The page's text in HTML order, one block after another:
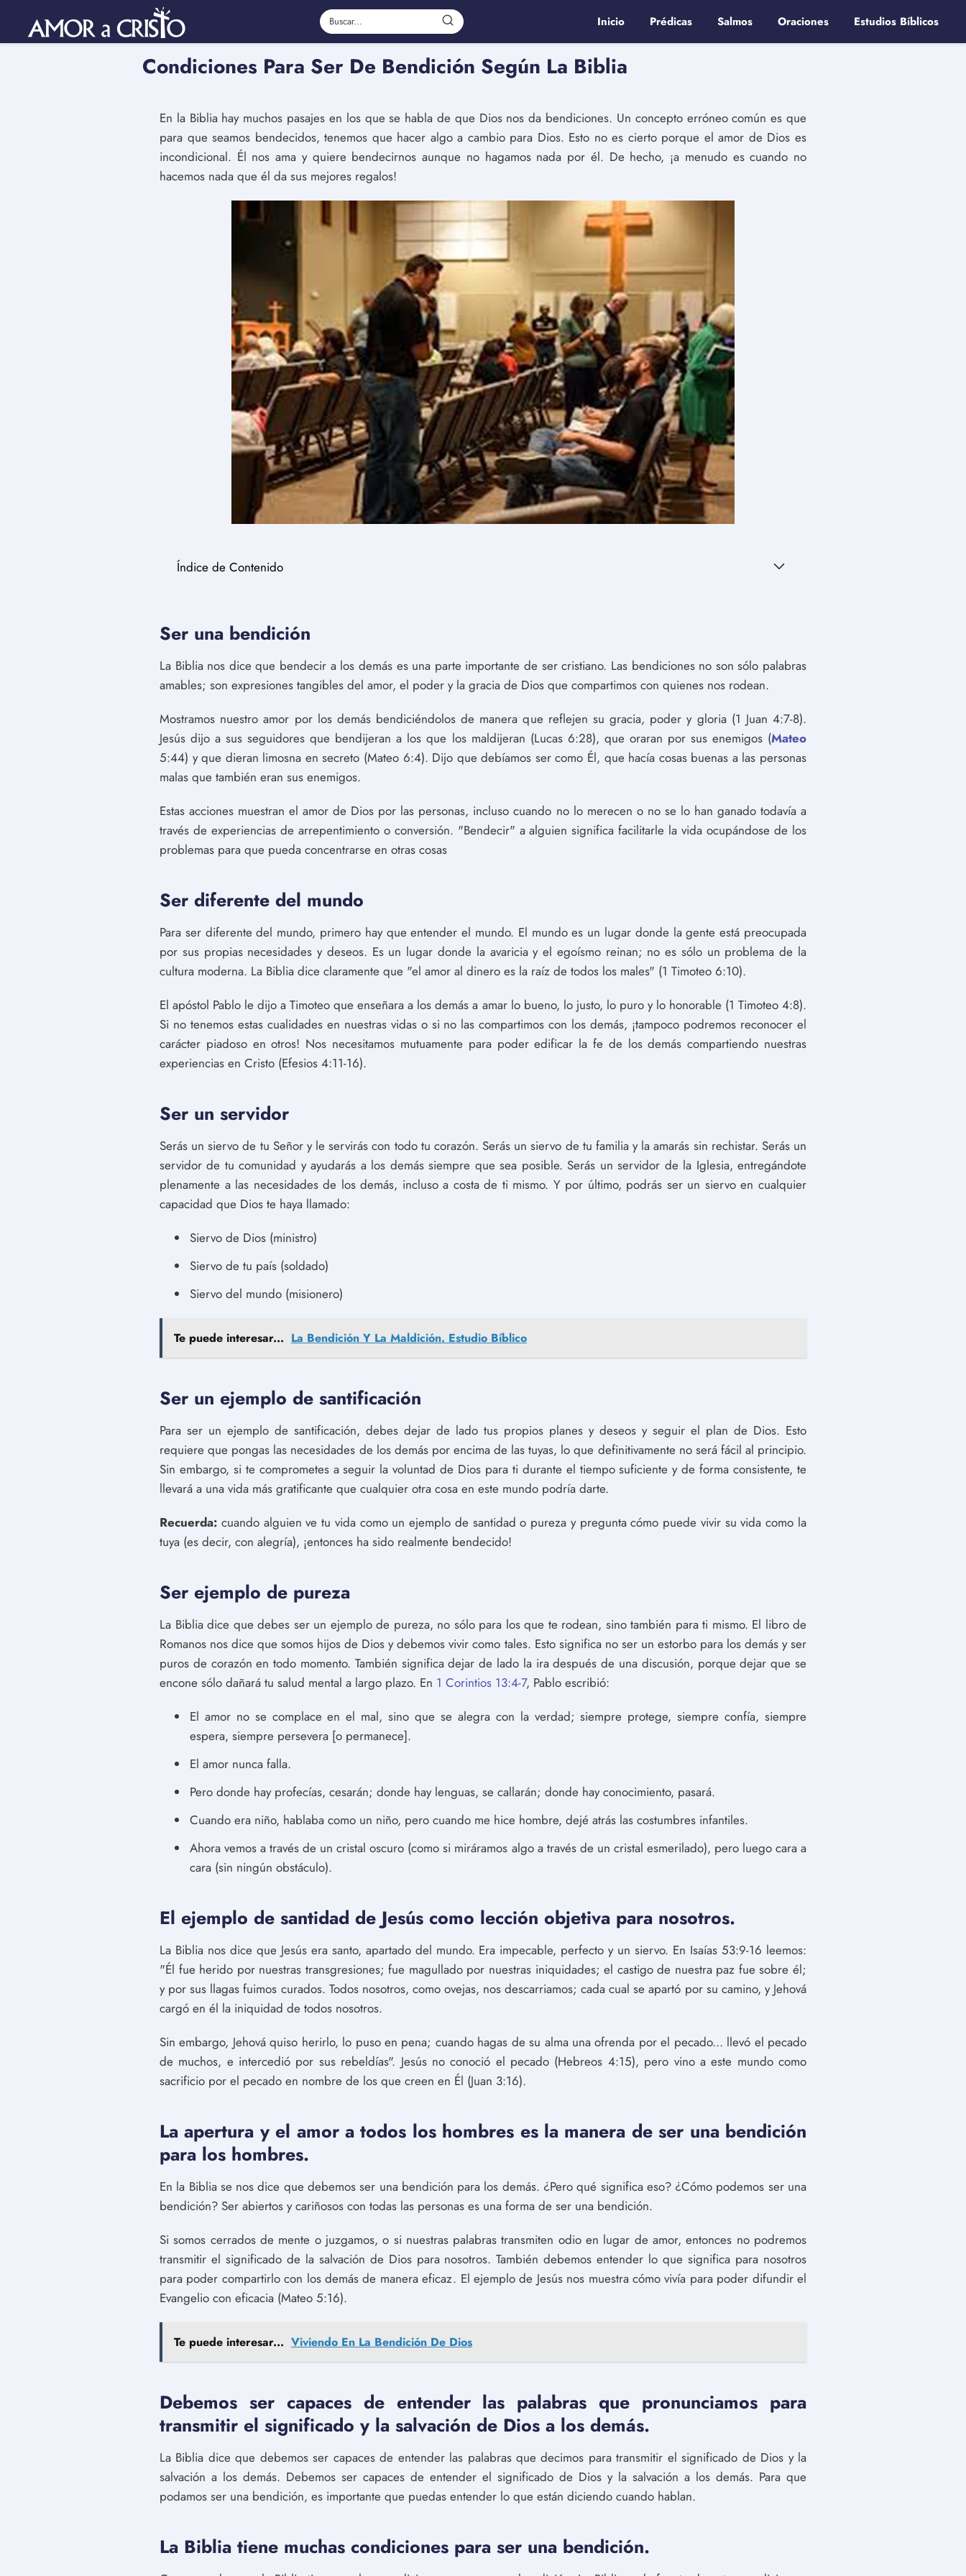
Inicio Prédicas Salmos Oraciones Estudios Bíblicos
Condiciones Para Ser De Bendición Según La Biblia
En la Biblia hay muchos pasajes en los que se habla de que Dios nos da bendiciones. Un concepto erróneo común es que
para que seamos bendecidos, tenemos que hacer algo a cambio para Dios. Esto no es cierto porque el amor de Dios es
incondicional. Él nos ama y quiere bendecirnos aunque no hagamos nada por él. De hecho, ¡a menudo es cuando no
hacemos nada que él da sus mejores regalos!
Índice de Contenido
Ser una bendición
La Biblia nos dice que bendecir a los demás es una parte importante de ser cristiano. Las bendiciones no son sólo palabras
amables; son expresiones tangibles del amor, el poder y la gracia de Dios que compartimos con quienes nos rodean.
Mostramos nuestro amor por los demás bendiciéndolos de manera que reflejen su gracia, poder y gloria (1 Juan 4:7-8).
Jesús dijo a sus seguidores que bendijeran a los que los maldijeran (Lucas 6:28), que oraran por sus enemigos (Mateo
5:44) y que dieran limosna en secreto (Mateo 6:4). Dijo que debíamos ser como Él, que hacía cosas buenas a las personas
malas que también eran sus enemigos.
Estas acciones muestran el amor de Dios por las personas, incluso cuando no lo merecen o no se lo han ganado todavía a
través de experiencias de arrepentimiento o conversión. "Bendecir" a alguien significa facilitarle la vida ocupándose de los
problemas para que pueda concentrarse en otras cosas
Ser diferente del mundo
Para ser diferente del mundo, primero hay que entender el mundo. El mundo es un lugar donde la gente está preocupada
por sus propias necesidades y deseos. Es un lugar donde la avaricia y el egoísmo reinan; no es sólo un problema de la
cultura moderna. La Biblia dice claramente que "el amor al dinero es la raíz de todos los males" (1 Timoteo 6:10).
El apóstol Pablo le dijo a Timoteo que enseñara a los demás a amar lo bueno, lo justo, lo puro y lo honorable (1 Timoteo 4:8).
Si no tenemos estas cualidades en nuestras vidas o si no las compartimos con los demás, ¡tampoco podremos reconocer el
carácter piadoso en otros! Nos necesitamos mutuamente para poder edificar la fe de los demás compartiendo nuestras
experiencias en Cristo (Efesios 4:11-16).
Ser un servidor
Serás un siervo de tu Señor y le servirás con todo tu corazón. Serás un siervo de tu familia y la amarás sin rechistar. Serás un
servidor de tu comunidad y ayudarás a los demás siempre que sea posible. Serás un servidor de la Iglesia, entregándote
plenamente a las necesidades de los demás, incluso a costa de ti mismo. Y por último, podrás ser un siervo en cualquier
capacidad que Dios te haya llamado:
Siervo de Dios (ministro)
Siervo de tu país (soldado)
Siervo del mundo (misionero)
Te puede interesar... La Bendición Y La Maldición. Estudio Bíblico
Ser un ejemplo de santificación
Para ser un ejemplo de santificación, debes dejar de lado tus propios planes y deseos y seguir el plan de Dios. Esto
requiere que pongas las necesidades de los demás por encima de las tuyas, lo que definitivamente no será fácil al principio.
Sin embargo, si te comprometes a seguir la voluntad de Dios para ti durante el tiempo suficiente y de forma consistente, te
llevará a una vida más gratificante que cualquier otra cosa en este mundo podría darte.
Recuerda: cuando alguien ve tu vida como un ejemplo de santidad o pureza y pregunta cómo puede vivir su vida como la
tuya (es decir, con alegría), ¡entonces ha sido realmente bendecido!
Ser ejemplo de pureza
La Biblia dice que debes ser un ejemplo de pureza, no sólo para los que te rodean, sino también para ti mismo. El libro de
Romanos nos dice que somos hijos de Dios y debemos vivir como tales. Esto significa no ser un estorbo para los demás y ser
puros de corazón en todo momento. También significa dejar de lado la ira después de una discusión, porque dejar que se
encone sólo dañará tu salud mental a largo plazo. En 1 Corintios 13:4-7, Pablo escribió:
El amor no se complace en el mal, sino que se alegra con la verdad; siempre protege, siempre confía, siempre
espera, siempre persevera [o permanece].
El amor nunca falla.
Pero donde hay profecías, cesarán; donde hay lenguas, se callarán; donde hay conocimiento, pasará.
Cuando era niño, hablaba como un niño, pero cuando me hice hombre, dejé atrás las costumbres infantiles.
Ahora vemos a través de un cristal oscuro (como si miráramos algo a través de un cristal esmerilado), pero luego cara a
cara (sin ningún obstáculo).
El ejemplo de santidad de Jesús como lección objetiva para nosotros.
La Biblia nos dice que Jesús era santo, apartado del mundo. Era impecable, perfecto y un siervo. En Isaías 53:9-16 leemos:
"Él fue herido por nuestras transgresiones; fue magullado por nuestras iniquidades; el castigo de nuestra paz fue sobre él;
y por sus llagas fuimos curados. Todos nosotros, como ovejas, nos descarriamos; cada cual se apartó por su camino, y Jehová
cargó en él la iniquidad de todos nosotros.
Sin embargo, Jehová quiso herirlo, lo puso en pena; cuando hagas de su alma una ofrenda por el pecado... llevó el pecado
de muchos, e intercedió por sus rebeldías". Jesús no conoció el pecado (Hebreos 4:15), pero vino a este mundo como
sacrificio por el pecado en nombre de los que creen en Él (Juan 3:16).
La apertura y el amor a todos los hombres es la manera de ser una bendición
para los hombres.
En la Biblia se nos dice que debemos ser una bendición para los demás. ¿Pero qué significa eso? ¿Cómo podemos ser una
bendición? Ser abiertos y cariñosos con todas las personas es una forma de ser una bendición.
Si somos cerrados de mente o juzgamos, o si nuestras palabras transmiten odio en lugar de amor, entonces no podremos
transmitir el significado de la salvación de Dios para nosotros. También debemos entender lo que significa para nosotros
para poder compartirlo con los demás de manera eficaz. El ejemplo de Jesús nos muestra cómo vivía para poder difundir el
Evangelio con eficacia (Mateo 5:16).
Te puede interesar... Viviendo En La Bendición De Dios
Debemos ser capaces de entender las palabras que pronunciamos para
transmitir el significado y la salvación de Dios a los demás.
La Biblia dice que debemos ser capaces de entender las palabras que decimos para transmitir el significado de Dios y la
salvación a los demás. Debemos ser capaces de entender el significado de Dios y la salvación a los demás. Para que
podamos ser una bendición, es importante que puedas entender lo que están diciendo cuando hablan.
La Biblia tiene muchas condiciones para ser una bendición.